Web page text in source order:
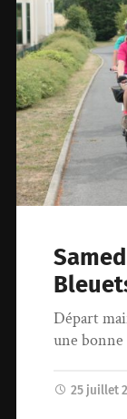
Départ
une bonne
25 juillet